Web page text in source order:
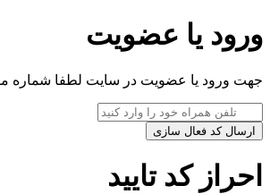
ورود یا عضویت
جهت ورود یا عضویت در سایت لطفا شماره
ارسال کد فعال سازی
احراز کد تایید